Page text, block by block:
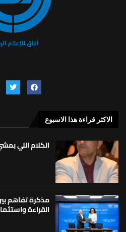
الاكثر قراءة هذا الاسبوع
الكلام اللي
مذكرة تفاهم
القراءة